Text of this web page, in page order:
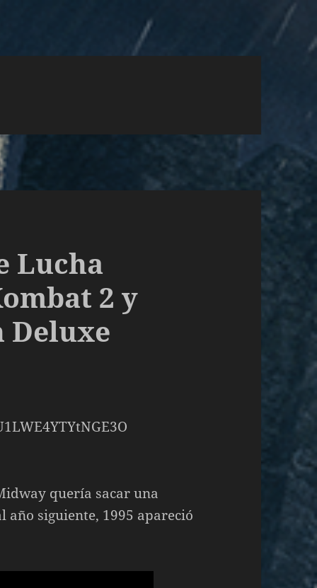
Lucha
2 y
Deluxe
quería sacar una
año siguiente, 1995 apareció